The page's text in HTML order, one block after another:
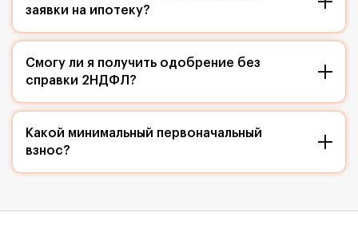
заявки на ипотеку?
Смогу ли я получить одобрение без
справки 2НДФЛ?
Какой минимальный первоначальный
взнос?